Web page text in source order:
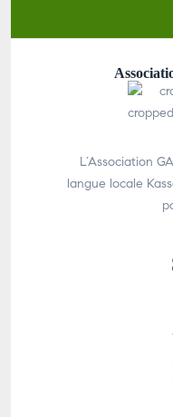
L’Association
langue locale